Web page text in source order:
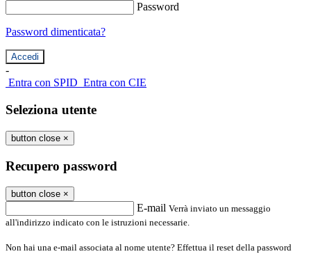
Password
Password dimenticata?
-
Entra con SPID Entra con CIE
Seleziona utente
button close ×
Recupero password
button close ×
E-mail Verrà inviato un messaggio
all'indirizzo indicato con le istruzioni necessarie.
Non hai una e-mail associata al nome utente? Effettua il reset della password